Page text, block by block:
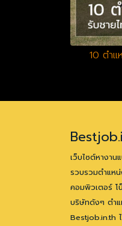
10 ตำแ
เว็บไซต์หางาน
รวบรวมตำแห
คอมพิวเตอร์ โ
บริษัทดังๆ ตำแ
Bestjob.in.th